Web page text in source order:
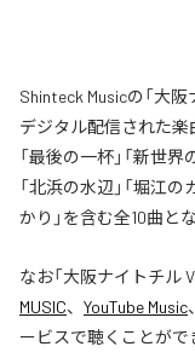
Shinteck Musicの「大
デジタル配信された楽
「最後の一杯」「新世界
「北浜の水辺」「堀江
かり」を含む全10曲と
なお「大阪ナイトチル
MUSIC、 YouTube Music、
ービスで聴くことがで